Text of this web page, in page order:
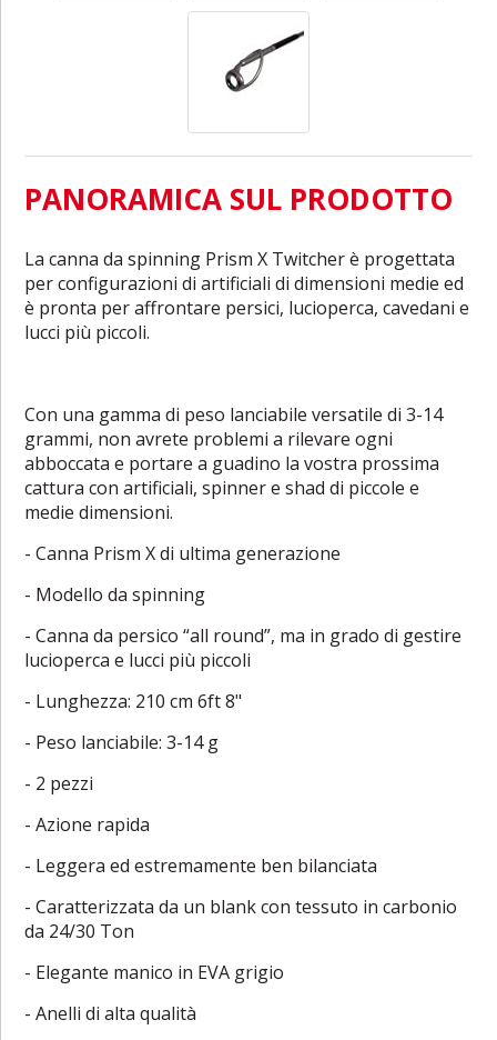
PANORAMICA SUL PRODOTTO
La canna da spinning Prism X Twitcher è progettata
per configurazioni di artificiali di dimensioni medie ed
è pronta per affrontare persici, lucioperca, cavedani e
lucci più piccoli.
Con una gamma di peso lanciabile versatile di 3-14
grammi, non avrete problemi a rilevare ogni
abboccata e portare a guadino la vostra prossima
cattura con artificiali, spinner e shad di piccole e
medie dimensioni.
- Canna Prism X di ultima generazione
- Modello da spinning
- Canna da persico “all round”, ma in grado di gestire
lucioperca e lucci più piccoli
- Lunghezza: 210 cm 6ft 8"
- Peso lanciabile: 3-14 g
- 2 pezzi
- Azione rapida
- Leggera ed estremamente ben bilanciata
- Caratterizzata da un blank con tessuto in carbonio
da 24/30 Ton
- Elegante manico in EVA grigio
- Anelli di alta qualità